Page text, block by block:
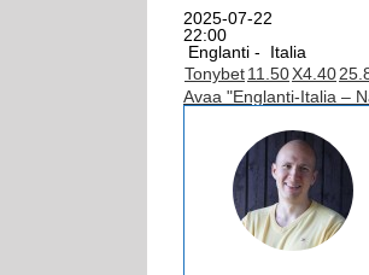
2025-07-22
22:00
Englanti -
Italia
Tonybet11.50X4.402
Avaa "Englanti-Italia –